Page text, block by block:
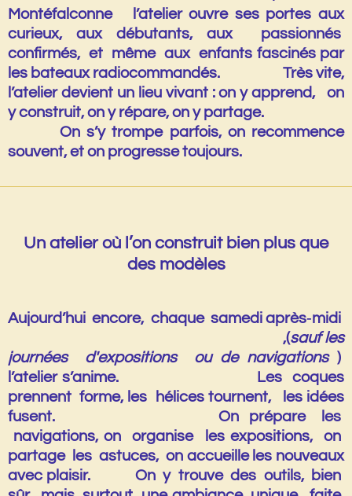
Montéfalconne l ’atelier ouvre ses portes aux
curieux, aux débutants, aux passionnés
confirmés, et même aux enfants fascinés par
les bateaux radiocommandés. Très vite,
l’atelier devient un lieu vivant : on y apprend, on
y construit, on y répare, on y partage.
On s’y trompe parfois, on recommence
souvent, et on progresse toujours.
Un atelier où l’on construit bien plus que
des modèles
Aujourd’hui encore, chaque samedi après‑midi
,(sauf les
journées
d'expositions ou de navigations)
l’atelier s’anime. Les coques
prennent forme, les hélices tournent, les idées
fusent. On prépare les
navigations, on organise les expositions, on
partage les astuces, on accueille les nouveaux
avec plaisir. On y trouve des outils, bien